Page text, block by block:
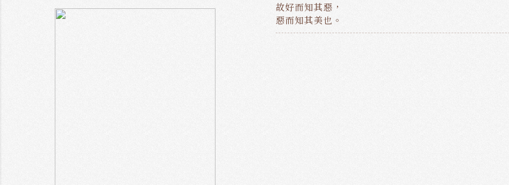
故好而知其惡，
惡而知其美也。